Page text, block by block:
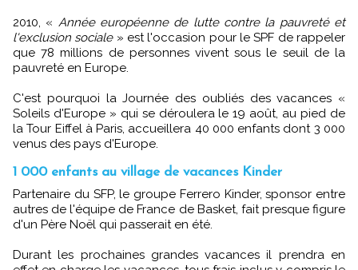
2010, « Année européenne de lutte contre la pauvreté et
l'exclusion sociale» est l'occasion pour le SPF de rappeler
que 78 millions de personnes vivent sous le seuil de la
pauvreté en Europe.
C'est pourquoi la Journée des oubliés des vacances «
Soleils d'Europe » qui se déroulera le 19 août, au pied de
la Tour Eiffel à Paris, accueillera 40 000 enfants dont 3 000
venus des pays d'Europe.
1 000 enfants au village de vacances Kinder
Partenaire du SFP, le groupe Ferrero Kinder, sponsor entre
autres de l'équipe de France de Basket, fait presque figure
d'un Père Noël qui passerait en été.
Durant les prochaines grandes vacances il prendra en